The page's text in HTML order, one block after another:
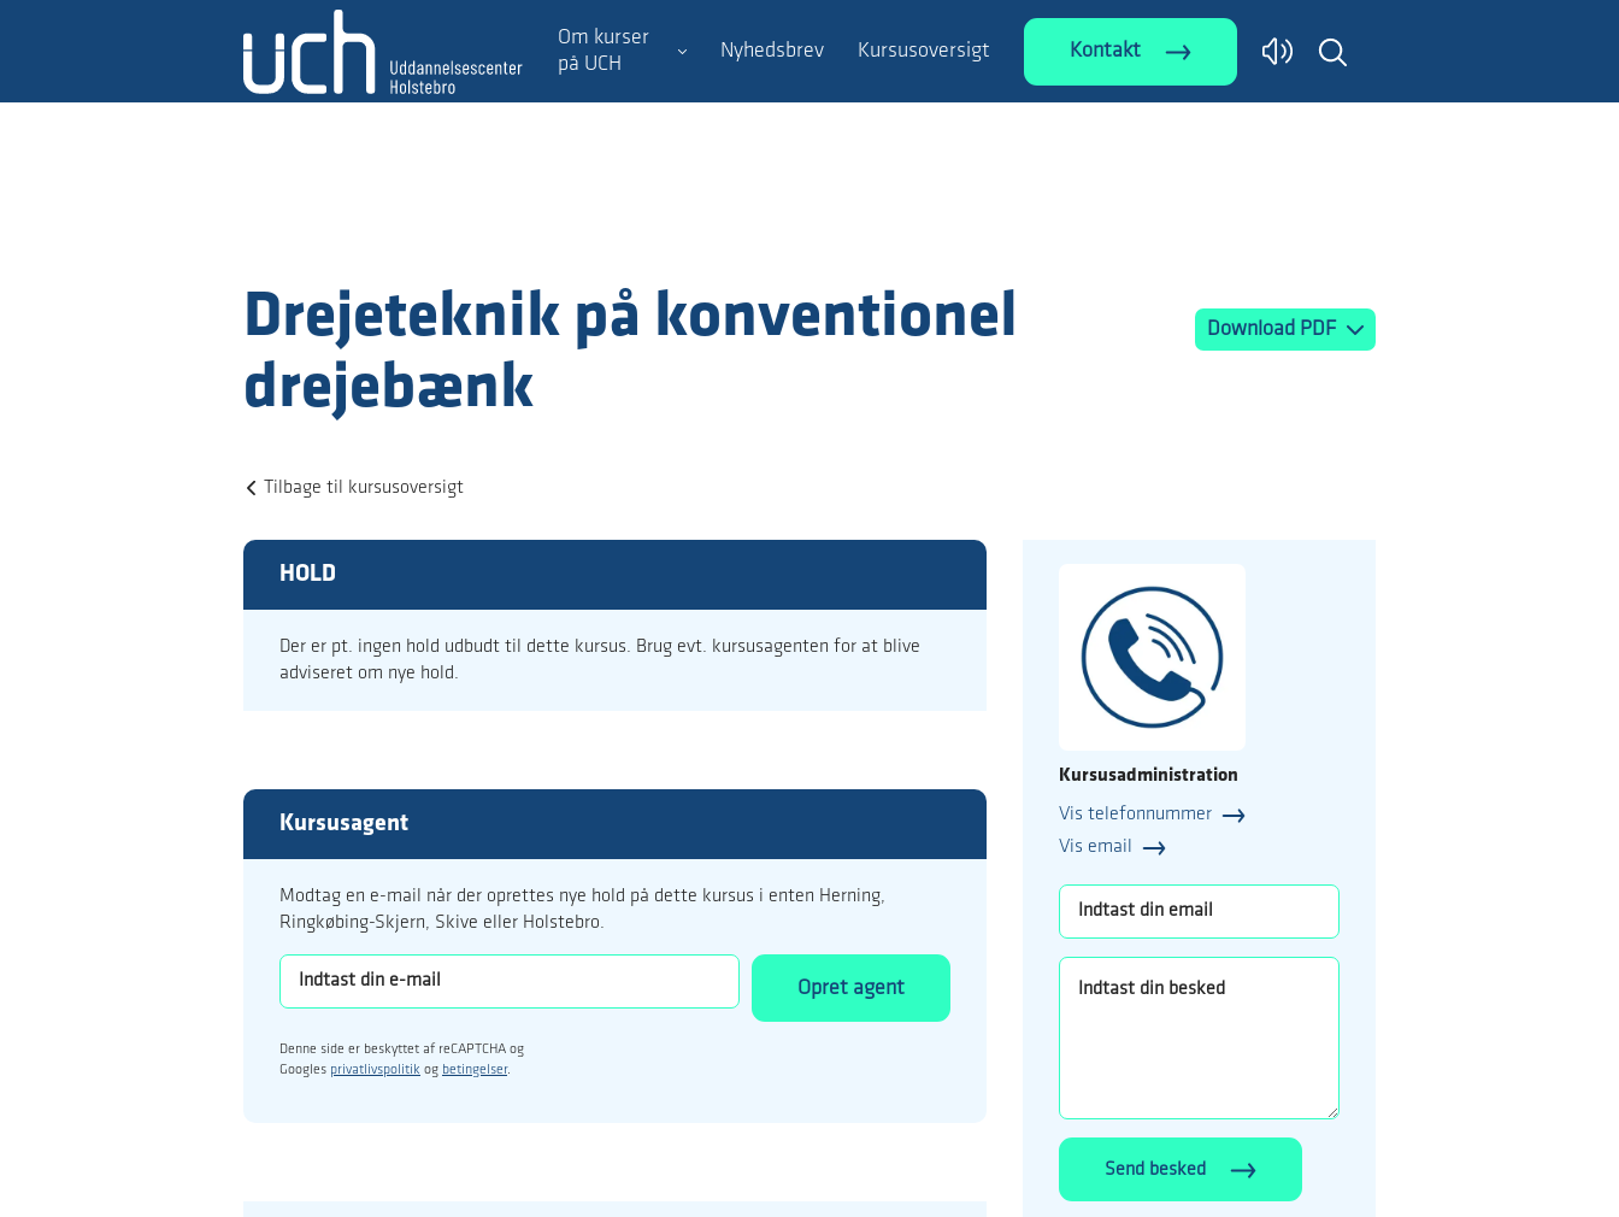
Om kurser
på UCH
Nyhedsbrev Kursusoversigt Kontakt
Drejeteknik på konventionel
drejebænk
Download PDF
Tilbage til kursusoversigt
HOLD
Der er pt. ingen hold udbudt til dette kursus. Brug evt. kursusagenten for at blive
adviseret om nye hold.
Kursusagent
Modtag en e-mail når der oprettes nye hold på dette kursus i enten Herning,
Ringkøbing-Skjern, Skive eller Holstebro.
Opret agent
Denne side er beskyttet af reCAPTCHA og
Googles privatlivspolitik og betingelser.
Kursusadministration
Vis telefonnummer
Vis email
Send besked